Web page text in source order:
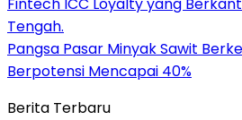
Fintech ICC Loyalty yang
Tengah.
Pangsa Pasar Minyak Sawit
Berpotensi Mencapai 40%
Berita Terbaru